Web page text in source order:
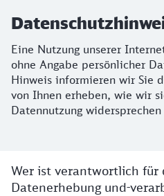
Eine Nutzung unserer
ohne Angabe persönlicher
Hinweis informieren wir Sie
von Ihnen erheben, wie wir
Datennutzung
Wer ist verantwortlich für
Datenerhebung und-